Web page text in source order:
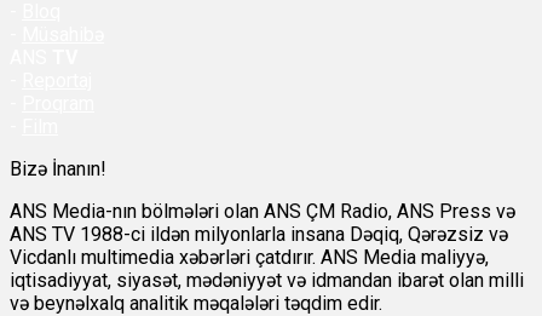
Bizə İnanın!
ANS Media-nın bölmələri olan ANS ÇM Radio, ANS Press və
ANS TV 1988-ci ildən milyonlarla insana Dəqiq, Qərəzsiz və
Vicdanlı multimedia xəbərləri çatdırır. ANS Media maliyyə,
iqtisadiyyat, siyasət, mədəniyyət və idmandan ibarət olan milli
və beynəlxalq analitik məqalələri təqdim edir.